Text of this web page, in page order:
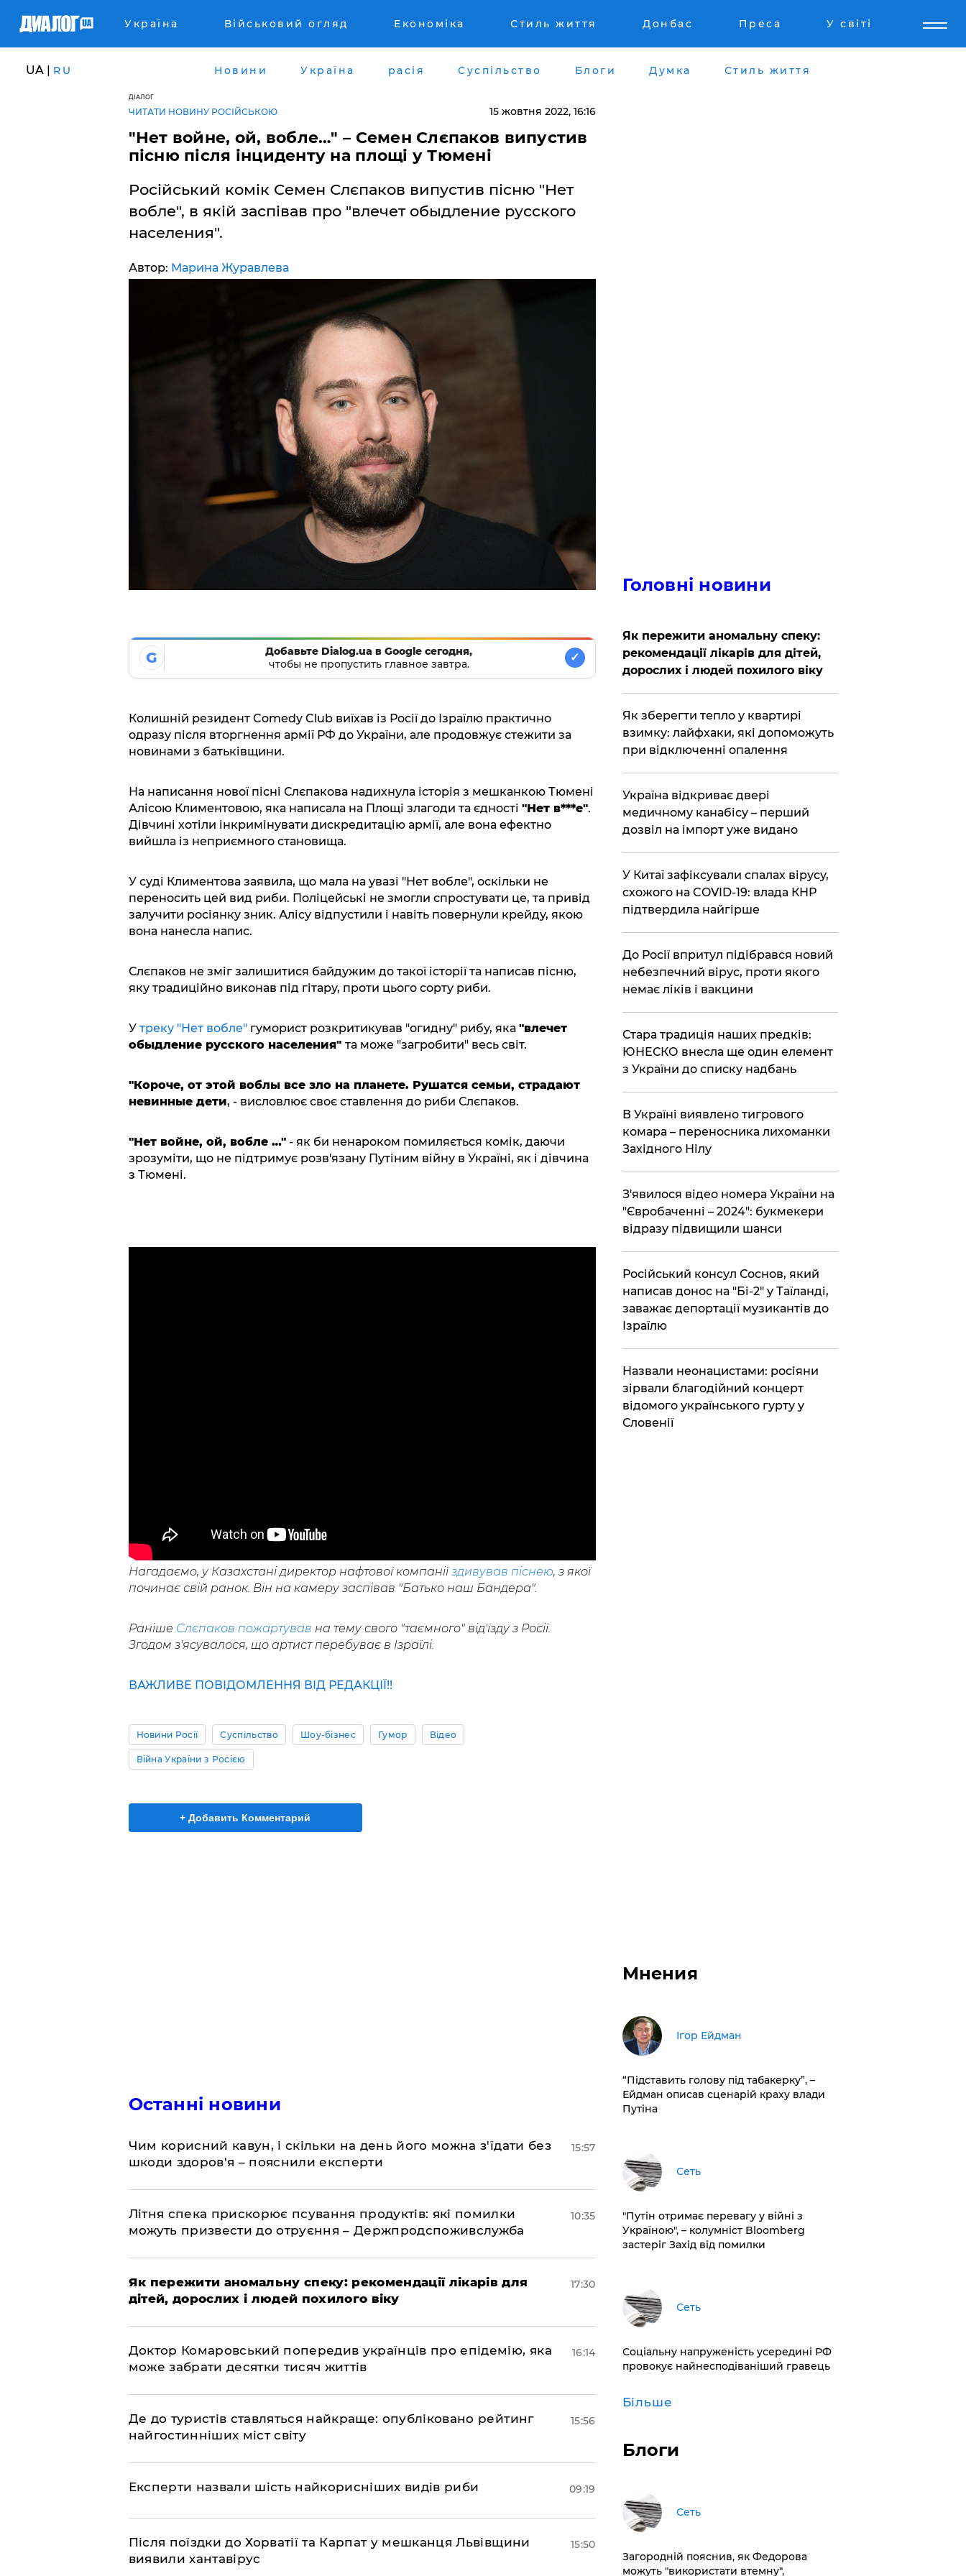
Україна Військовий огляд Економіка Стиль життя Донбас Преса У світі
UA | RU Новини Україна расія Суспільство Блоги Думка Стиль життя
ДІАЛОГ
ЧИТАТИ НОВИНУ РОСІЙСЬКОЮ 15 жовтня 2022, 16:16
"Нет войне, ой, вобле…" – Семен Слєпаков випустив
пісню після інциденту на площі у Тюмені
Російський комік Семен Слєпаков випустив пісню "Нет
вобле", в якій заспівав про "влечет обыдление русского
населения".
Автор: Марина Журавлева
G
Добавьте Dialog.ua в Google сегодня,
чтобы не пропустить главное завтра.
✓
Колишній резидент Comedy Club виїхав із Росії до Ізраїлю практично
одразу після вторгнення армії РФ до України, але продовжує стежити за
новинами з батьківщини.
На написання нової пісні Слєпакова надихнула історія з мешканкою Тюмені
Алісою Климентовою, яка написала на Площі злагоди та єдності "Нет в***е".
Дівчині хотіли інкримінувати дискредитацію армії, але вона ефектно
вийшла із неприємного становища.
У суді Климентова заявила, що мала на увазі "Нет вобле", оскільки не
переносить цей вид риби. Поліцейські не змогли спростувати це, та привід
залучити росіянку зник. Алісу відпустили і навіть повернули крейду, якою
вона нанесла напис.
Слєпаков не зміг залишитися байдужим до такої історії та написав пісню,
яку традиційно виконав під гітару, проти цього сорту риби.
У треку "Нет вобле"гуморист розкритикував "огидну" рибу, яка "влечет
обыдление русского населения" та може "загробити" весь світ.
"Короче, от этой воблы все зло на планете. Рушатся семьи, страдают
невинные дети, - висловлює своє ставлення до риби Слєпаков.
"Нет войне, ой, вобле …"- як би ненароком помиляється комік, даючи
зрозуміти, що не підтримує розв'язану Путіним війну в Україні, як і дівчина
з Тюмені.
Нагадаємо, у Казахстані директор нафтової компаніїздивував піснею, з якої
починає свій ранок. Він на камеру заспівав "Батько наш Бандера".
Раніше Слєпаков пожартував на тему свого "таємного" від'їзду з Росії.
Згодом з'ясувалося, що артист перебуває в Ізраїлі.
ВАЖЛИВЕ ПОВІДОМЛЕННЯ ВІД РЕДАКЦІЇ!!
Новини Росії Суспільство Шоу-бізнес Гумор Відео
Війна України з Росією
+ Добавить Комментарий
Останні новини
Чим корисний кавун, і скільки на день його можна з'їдати без
шкоди здоров'я – пояснили експерти
15:57
Літня спека прискорює псування продуктів: які помилки
можуть призвести до отруєння – Держпродспоживслужба
10:35
Як пережити аномальну спеку: рекомендації лікарів для
дітей, дорослих і людей похилого віку
17:30
Доктор Комаровський попередив українців про епідемію, яка
може забрати десятки тисяч життів
16:14
Де до туристів ставляться найкраще: опубліковано рейтинг
найгостинніших міст світу
15:56
Експерти назвали шість найкорисніших видів риби 09:19
Після поїздки до Хорватії та Карпат у мешканця Львівщини
виявили хантавірус
15:50
Головні новини
Як пережити аномальну спеку:
рекомендації лікарів для дітей,
дорослих і людей похилого віку
Як зберегти тепло у квартирі
взимку: лайфхаки, які допоможуть
при відключенні опалення
Україна відкриває двері
медичному канабісу – перший
дозвіл на імпорт уже видано
У Китаї зафіксували спалах вірусу,
схожого на COVID-19: влада КНР
підтвердила найгірше
До Росії впритул підібрався новий
небезпечний вірус, проти якого
немає ліків і вакцини
Стара традиція наших предків:
ЮНЕСКО внесла ще один елемент
з України до списку надбань
В Україні виявлено тигрового
комара – переносника лихоманки
Західного Нілу
З'явилося відео номера України на
"Євробаченні – 2024": букмекери
відразу підвищили шанси
Російський консул Соснов, який
написав донос на "Бі-2" у Таїланді,
заважає депортації музикантів до
Ізраїлю
Назвали неонацистами: росіяни
зірвали благодійний концерт
відомого українського гурту у
Словенії
Мнения
Ігор Ейдман
​“Підставить голову під табакерку”, –
Ейдман описав сценарій краху влади
Путіна
Сеть
"Путін отримає перевагу у війні з
Україною", – колумніст Bloomberg
застеріг Захід від помилки
Сеть
Соціальну напруженість усередині РФ
провокує найнесподіваніший гравець
Більше
Блоги
Сеть
Загородній пояснив, як Федорова
можуть "використати втемну",